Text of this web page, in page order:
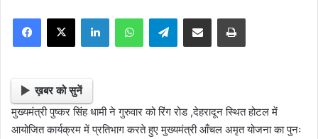
email
Facebook
X LinkedInWhatsAppTelegramShare via Email Print
ख़बर को सुनें
मुख्यमंत्री पुष्कर सिंह धामी ने गुरुवार को रिंग रोड ,देहरादून स्थित होटल में
आयोजित कार्यक्रम में प्रतिभाग करते हुए मुख्यमंत्री आँचल अमृत योजना का पुनः